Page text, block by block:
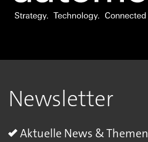
Newsletter
Aktuelle News & Themen